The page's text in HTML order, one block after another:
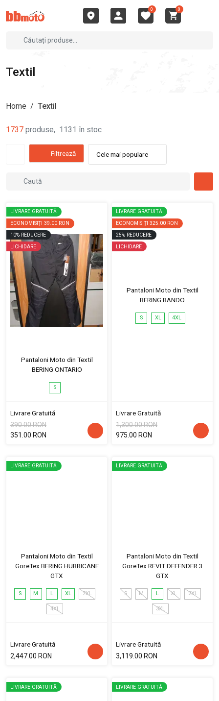
0 0
Textil
Home / Textil
1737 produse, 1131 în stoc
Filtrează Cele mai populare
LIVRARE GRATUITĂ
ECONOMISIȚI 39.00 RON
10% REDUCERE
LICHIDARE
Pantaloni Moto din Textil
BERING ONTARIO
S
Livrare Gratuită
390.00 RON
351.00 RON
LIVRARE GRATUITĂ
ECONOMISIȚI 325.00 RON
25% REDUCERE
LICHIDARE
Pantaloni Moto din Textil
BERING RANDO
S XL 4XL
Livrare Gratuită
1,300.00 RON
975.00 RON
LIVRARE GRATUITĂ
Pantaloni Moto din Textil
GoreTex BERING HURRICANE
GTX
S M L XL 2XL
4XL
Livrare Gratuită
2,447.00 RON
LIVRARE GRATUITĂ
Pantaloni Moto din Textil
GoreTex REVIT DEFENDER 3
GTX
S M L XL 2XL
3XL
Livrare Gratuită
3,119.00 RON
LIVRARE GRATUITĂ LIVRARE GRATUITĂ